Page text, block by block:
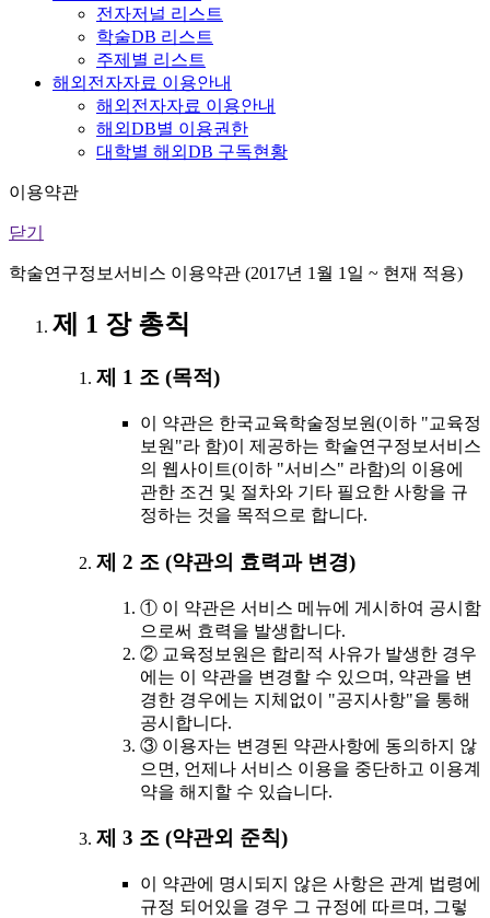
전자저널 리스트
학술DB 리스트
주제별 리스트
해외전자자료 이용안내
해외전자자료 이용안내
해외DB별 이용권한
대학별 해외DB 구독현황
이용약관
닫기
학술연구정보서비스 이용약관 (2017년 1월 1일 ~ 현재 적용)
제 1 장 총칙
제 1 조 (목적)
이 약관은 한국교육학술정보원(이하 "교육정
보원"라 함)이 제공하는 학술연구정보서비스
의 웹사이트(이하 "서비스" 라함)의 이용에
관한 조건 및 절차와 기타 필요한 사항을 규
정하는 것을 목적으로 합니다.
제 2 조 (약관의 효력과 변경)
① 이 약관은 서비스 메뉴에 게시하여 공시함
으로써 효력을 발생합니다.
② 교육정보원은 합리적 사유가 발생한 경우
에는 이 약관을 변경할 수 있으며, 약관을 변
경한 경우에는 지체없이 "공지사항"을 통해
공시합니다.
③ 이용자는 변경된 약관사항에 동의하지 않
으면, 언제나 서비스 이용을 중단하고 이용계
약을 해지할 수 있습니다.
제 3 조 (약관외 준칙)
이 약관에 명시되지 않은 사항은 관계 법령에
규정 되어있을 경우 그 규정에 따르며, 그렇